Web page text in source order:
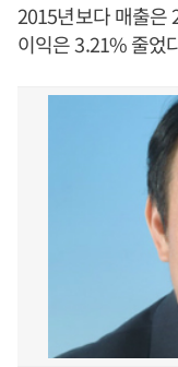
2015년보다 매출은
이익은 3.21% 줄었